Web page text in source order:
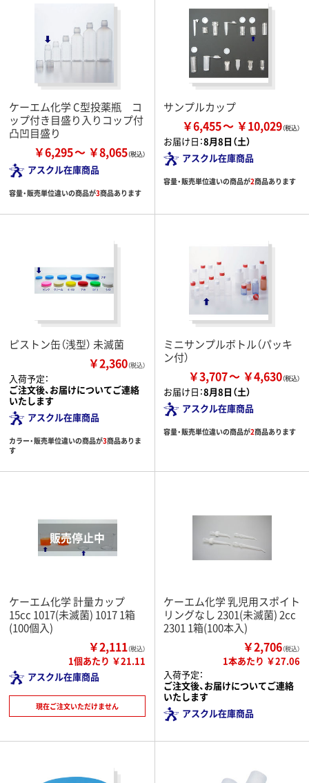
ケーエム化学 C型投薬瓶 コ
ップ付き目盛り入りコップ付
凸凹目盛り
￥6,295 ￥8,065
アスクル在庫商品
容量・販売単位違いの商品が3商品あります
サンプルカップ
￥6,455 ￥10,029
お届け日：8月8日（土）
アスクル在庫商品
容量・販売単位違いの商品が2商品あります
ピストン缶（浅型） 未滅菌
￥2,360（税込）
入荷予定：
ご注文後、お届けについてご連絡
いたします
アスクル在庫商品
カラー・販売単位違いの商品が3商品ありま
す
ミニサンプルボトル（パッキ
ン付）
￥3,707 ￥4,630
お届け日：8月8日（土）
アスクル在庫商品
容量・販売単位違いの商品が2商品あります
ケーエム化学 計量カップ
15cc 1017(未滅菌) 1017 1箱
(100個入)
￥2,111（税込）
1個あたり ￥21.11
アスクル在庫商品
現在ご注文いただけません
ケーエム化学 乳児用スポイト
リングなし 2301(未滅菌) 2cc
2301 1箱(100本入)
￥2,706（税込）
1本あたり ￥27.06
入荷予定：
ご注文後、お届けについてご連絡
いたします
アスクル在庫商品